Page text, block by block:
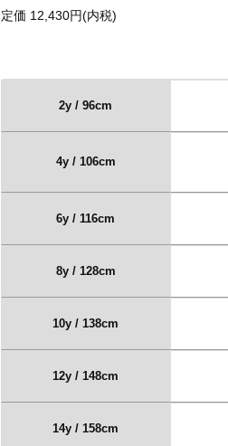
定価 12,430円(内税)
2y / 96cm
4y / 106cm
6y / 116cm
8y / 128cm
10y / 138cm
12y / 148cm
14y / 158cm